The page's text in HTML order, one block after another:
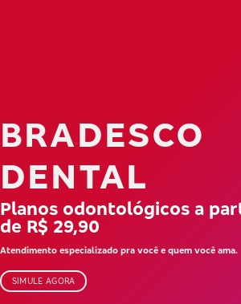
BRADESCO
DENTAL
Planos odontológicos a
de R$ 29,90
Atendimento especializado pra você e quem você ama.
SIMULE AGORA